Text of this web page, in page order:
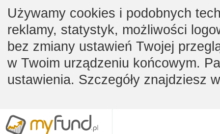
Używamy cookies i podobnych
reklamy, statystyk, możliwości
bez zmiany ustawień Twojej
w Twoim urządzeniu końcowym.
ustawienia. Szczegóły znajdziesz